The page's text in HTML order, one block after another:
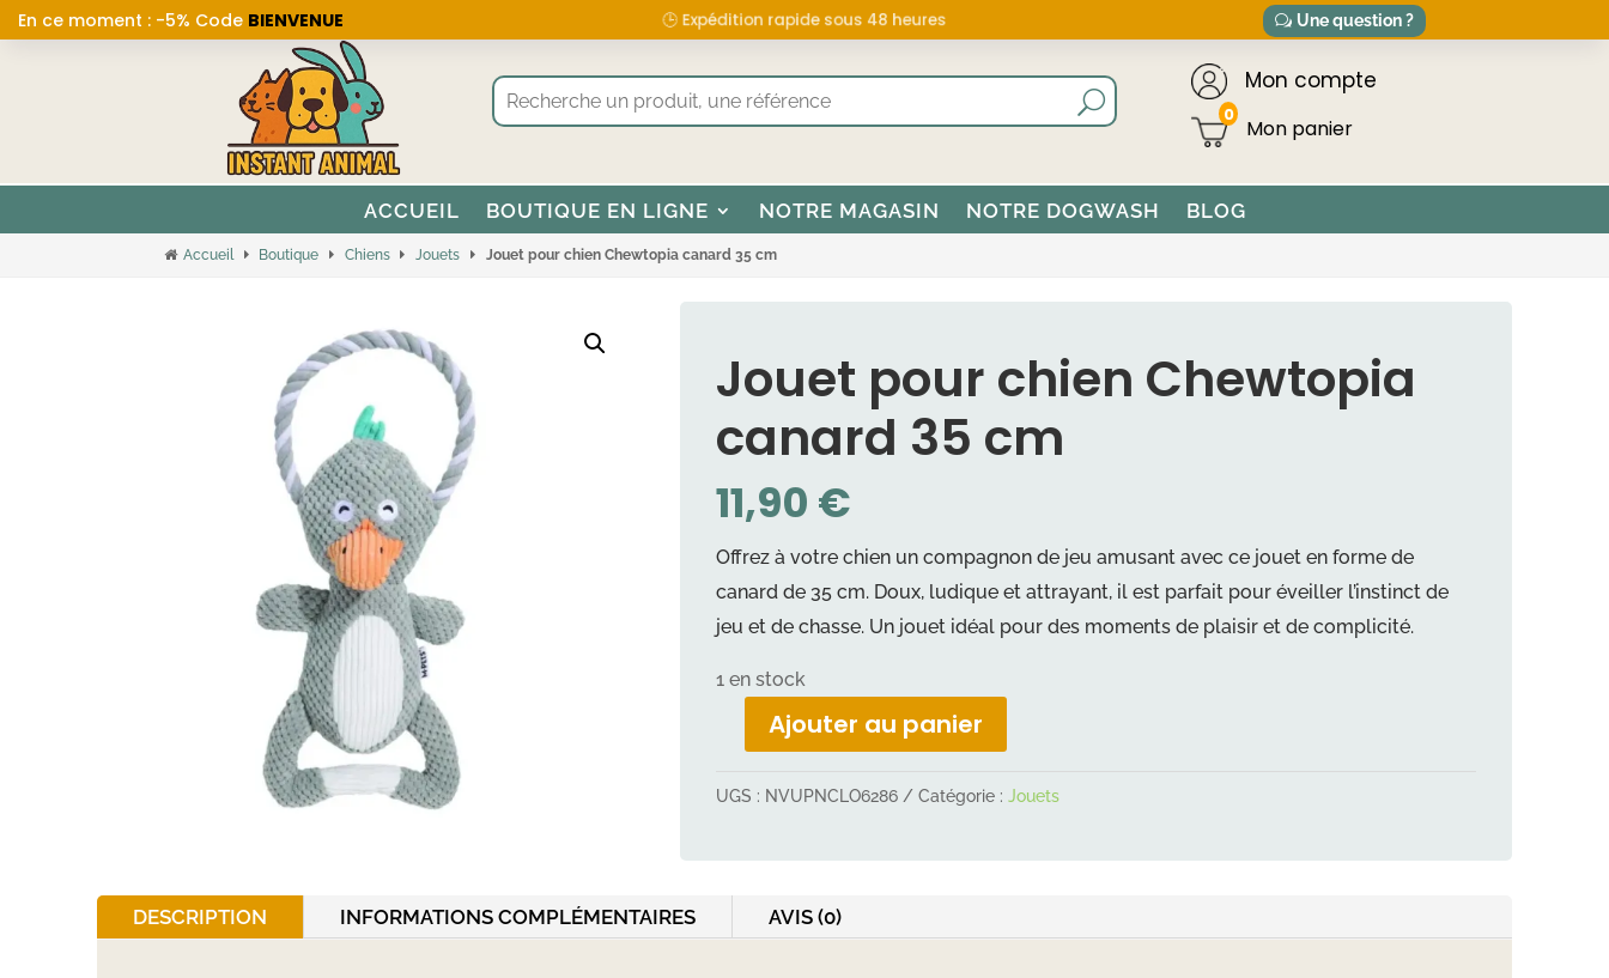
En ce moment : -5% Code BIENVENUE 🕒 Expédition rapide sous 48 heures Une question ?
Mon compte
0
ACCUEIL BOUTIQUE EN LIGNE NOTRE MAGASIN NOTRE DOGWASH BLOG
Accueil Boutique Chiens Jouets Jouet pour chien Chewtopia canard 35 cm
Jouet pour chien Chewtopia
canard 35 cm
11,90 €
Offrez à votre chien un compagnon de jeu amusant avec ce jouet en forme de
canard de 35 cm. Doux, ludique et attrayant, il est parfait pour éveiller l’instinct de
jeu et de chasse. Un jouet idéal pour des moments de plaisir et de complicité.
1 en stock
quantité
Jouet
Chewtopia
canard
Ajouter au panier
UGS : NVUPNCLO6286 Catégorie : Jouets
DESCRIPTION INFORMATIONS COMPLÉMENTAIRES AVIS (0)